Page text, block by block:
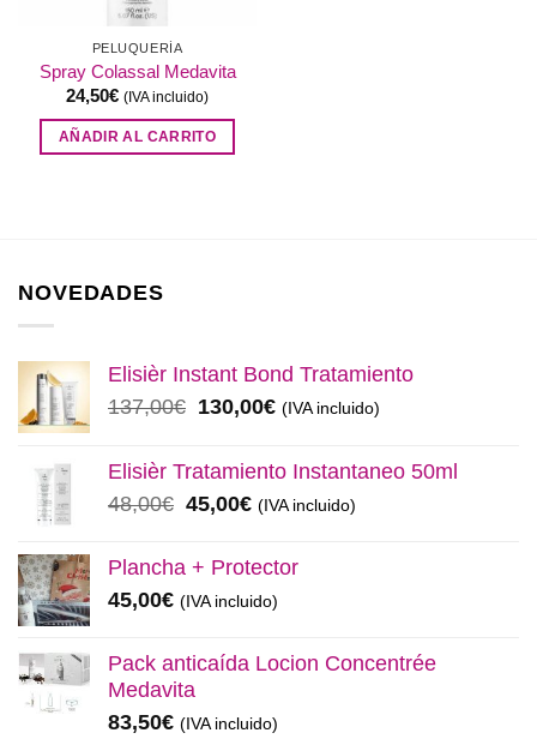
PELUQUERÍA
Spray Colassal Medavita
24,50€ (IVA incluido)
AÑADIR AL CARRITO
NOVEDADES
Elisièr Instant Bond Tratamiento
137,00€ El
original
137,00€.
130,00€El
actual
130,00€.
(IVA incluido)
Elisièr Tratamiento Instantaneo 50ml
48,00€ El
original
48,00€.
45,00€El
actual
45,00€.
(IVA incluido)
Plancha + Protector
45,00€ (IVA incluido)
Pack anticaída Locion Concentrée
Medavita
83,50€ (IVA incluido)